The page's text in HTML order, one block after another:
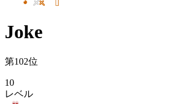
Joke
第102位
10
レベル